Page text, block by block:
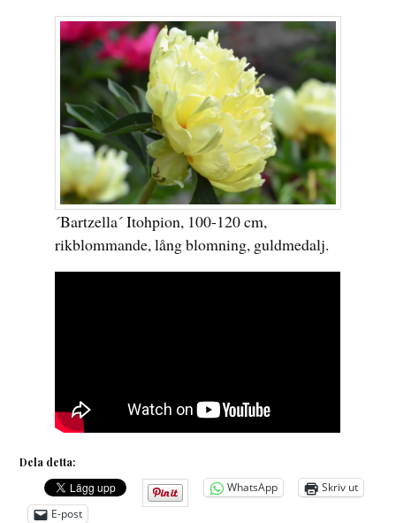
´Bartzella´ Itohpion, 100-120 cm,
rikblommande, lång blomning, guldmedalj.
Dela detta:
WhatsApp
Skriv ut
E-post